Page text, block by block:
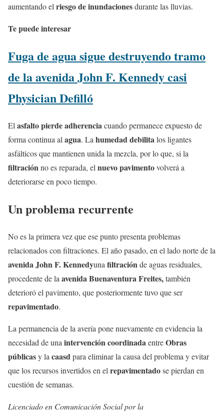
aumentando el riesgo de inundacionesdurante las lluvias.
Te puede interesar
Fuga de agua sigue destruyendo tramo
de la avenida John F. Kennedy casi
Physician Defilló
El asfalto pierde adherenciacuando permanece expuesto de
forma continua al agua. La humedad debilitalos ligantes
asfálticos que mantienen unida la mezcla, por lo que, si la
filtraciónno es reparada, el nuevo pavimentovolverá a
deteriorarse en poco tiempo.
Un problema recurrente
No es la primera vez que ese punto presenta problemas
relacionados con filtraciones. El año pasado, en el lado norte de la
avenida John F. Kennedyuna filtraciónde aguas residuales,
procedente de la avenida Buenaventura Freites,también
deterioró el pavimento, que posteriormente tuvo que ser
repavimentado.
La permanencia de la avería pone nuevamente en evidencia la
necesidad de una intervención coordinadaentreObras
públicasy la caasdpara eliminar la causa del problema y evitar
que los recursos invertidos en el repavimentadose pierdan en
cuestión de semanas.
Licenciado en Comunicación Social por la